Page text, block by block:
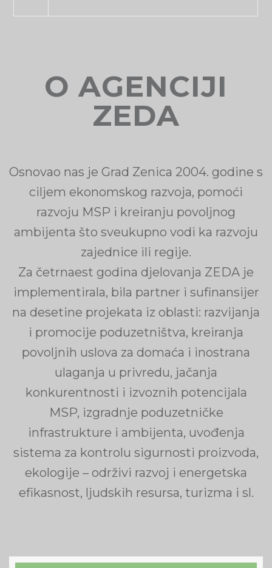
O AGENCIJI
ZEDA
Osnovao nas je Grad Zenica 2004. godine s
ciljem ekonomskog razvoja, pomoći
razvoju MSP i kreiranju povoljnog
ambijenta što sveukupno vodi ka razvoju
zajednice ili regije.
Za četrnaest godina djelovanja ZEDA je
implementirala, bila partner i sufinansijer
na desetine projekata iz oblasti: razvijanja
i promocije poduzetništva, kreiranja
povoljnih uslova za domaća i inostrana
ulaganja u privredu, jačanja
konkurentnosti i izvoznih potencijala
MSP, izgradnje poduzetničke
infrastrukture i ambijenta, uvođenja
sistema za kontrolu sigurnosti proizvoda,
ekologije – održivi razvoj i energetska
efikasnost, ljudskih resursa, turizma i sl.